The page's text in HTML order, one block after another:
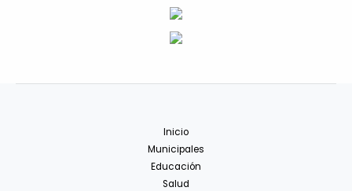
Inicio
Municipales
Educación
Salud